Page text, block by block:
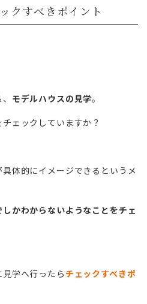
クすべきポイント
モデルハウスの見学。
ェックしていますか？
体的にイメージできるというメ
かわからないようなことをチェ
学へ行ったら チェックすべきポ